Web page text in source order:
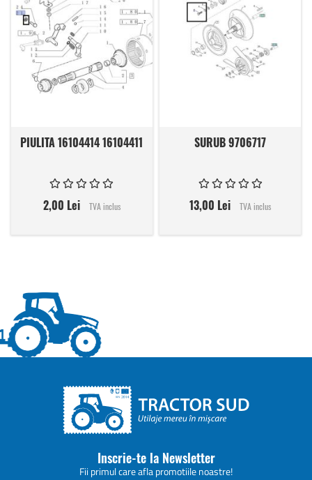
PIULITA 16104414 16104411
2,00 Lei TVA inclus
SURUB 9706717
13,00 Lei TVA inclus
Inscrie-te la Newsletter
Fii primul care afla promotiile noastre!